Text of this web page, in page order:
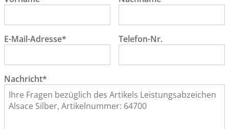
E-Mail-Adresse* Telefon-Nr.
Nachricht*